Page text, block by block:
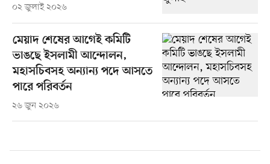
০২ জুলাই ২০২৬
মেয়াদ শেষের আগেই কমিটি
ভাঙছে ইসলামী আন্দোলন,
মহাসচিবসহ অন্যান্য পদে আসতে
পারে পরিবর্তন
২৬ জুন ২০২৬